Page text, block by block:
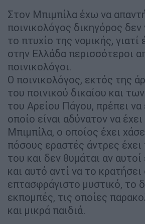
Στον Μπιμπίλα έχω να
ποινικολόγος δικηγόρος δεν
το πτυχίο της νομικής, γιατί
στην Ελλάδα περισσότεροι
ποινικολόγοι.
Ο ποινικολόγος, εκτός της
του ποινικού δικαίου και
του Αρείου Πάγου, πρέπει να
οποίο είναι αδύνατον να
Μπιμπίλα, ο οποίος έχει
πόσους εραστές άντρες
του και δεν θυμάται αν αυτοί
και αυτό αντί να το κρατήσει
επτασφράγιστο μυστικό, το
εκπομπές, τις οποίες
και μικρά παιδιά.